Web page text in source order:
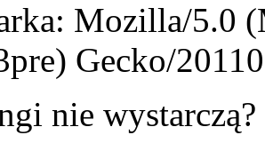
Mozilla/5.0
Gecko/
nie